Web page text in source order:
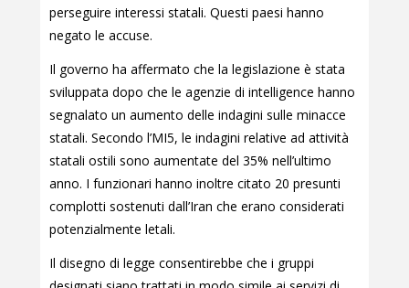
perseguire interessi statali. Questi paesi hanno
negato le accuse.
Il governo ha affermato che la legislazione è stata
sviluppata dopo che le agenzie di intelligence hanno
segnalato un aumento delle indagini sulle minacce
statali. Secondo l’MI5, le indagini relative ad attività
statali ostili sono aumentate del 35% nell’ultimo
anno. I funzionari hanno inoltre citato 20 presunti
complotti sostenuti dall’Iran che erano considerati
potenzialmente letali.
Il disegno di legge consentirebbe che i gruppi